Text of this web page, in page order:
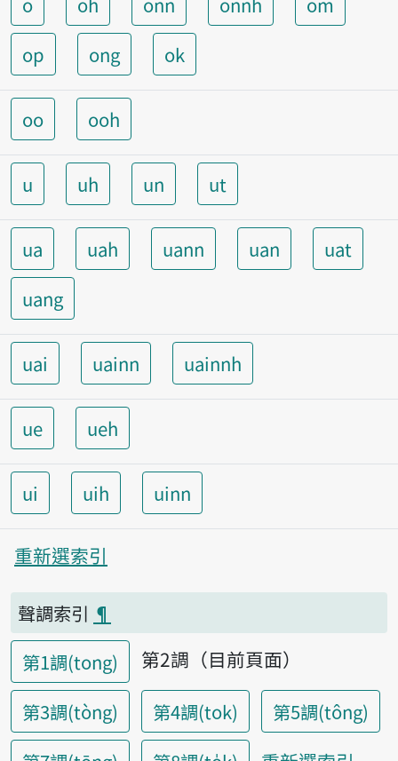
op
ong ok
oo ooh
u uh un ut
ua uah uann uan
uat
uang
uai uainn uainnh
ue ueh
ui uih uinn
重新選索引
聲調索引 ¶
第1調(tong)
第2調（目前頁面）
第3調(tòng)
第4調(tok)
第5調(tông)